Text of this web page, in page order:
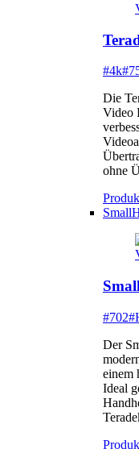
#4k
Die
Video
ohne
#702
Der
einem
Ideal